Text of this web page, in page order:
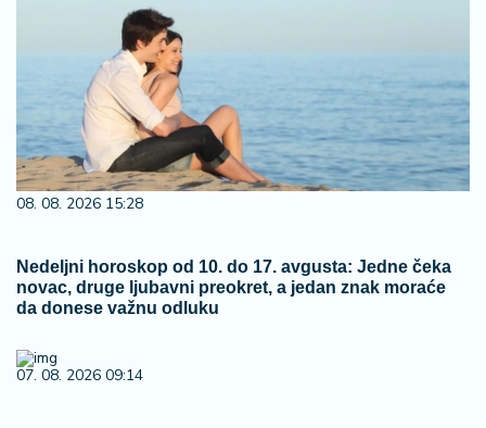
08. 08. 2026 15:28
Nedeljni horoskop od 10. do 17. avgusta: Jedne čeka
novac, druge ljubavni preokret, a jedan znak moraće
da donese važnu odluku
07. 08. 2026 09:14